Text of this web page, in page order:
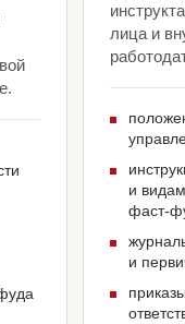
лица и
и
фаст-
и